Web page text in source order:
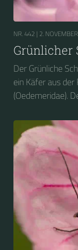
NR. 442 | 2.
Grünlicher
Der Grünliche
ein Käfer aus
(Oedemeridae).
Scheinbockkäfer